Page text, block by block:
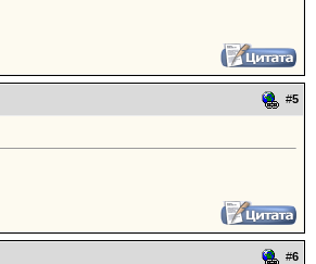
#5
#6